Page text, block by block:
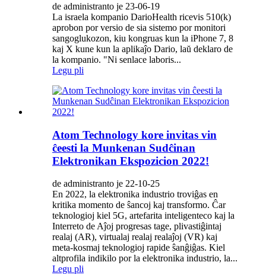
de administranto je 23-06-19
La israela kompanio DarioHealth ricevis 510(k)
aprobon por versio de sia sistemo por monitori
sangoglukozon, kiu kongruas kun la iPhone 7, 8
kaj X kune kun la aplikaĵo Dario, laŭ deklaro de
la kompanio. "Ni senlace laboris...
Legu pli
Atom Technology kore invitas vin
ĉeesti la Munkenan Sudĉinan
Elektronikan Ekspozicion 2022!
de administranto je 22-10-25
En 2022, la elektronika industrio troviĝas en
kritika momento de ŝancoj kaj transformo. Ĉar
teknologioj kiel 5G, artefarita inteligenteco kaj la
Interreto de Aĵoj progresas tage, plivastiĝintaj
realaj (AR), virtualaj realaj realaĵoj (VR) kaj
meta-kosmaj teknologioj rapide ŝanĝiĝas. Kiel
altprofila indikilo por la elektronika industrio, la...
Legu pli